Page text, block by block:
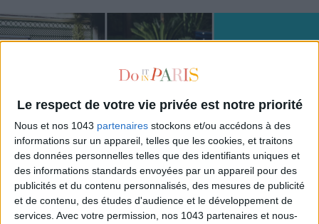
Le respect de votre vie privée est notre priorité
Nous et nos 1043 partenaires stockons et/ou accédons à des
informations sur un appareil, telles que les cookies, et traitons
des données personnelles telles que des identifiants uniques et
des informations standards envoyées par un appareil pour des
publicités et du contenu personnalisés, des mesures de publicité
et de contenu, des études d'audience et le développement de
services. Avec votre permission, nos 1043 partenaires et nous-
TOUT CE QUE VOUS DEVEZ FAIRE À PARIS EN AOÛT